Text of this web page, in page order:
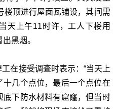
楼顶进行屋面瓦铺设，其间需
天上午11时许，工人下楼用
黑烟。
在接受调查时表示：“当天上
几个点位，最后一个点位在
下防水材料有窟窿，但当时